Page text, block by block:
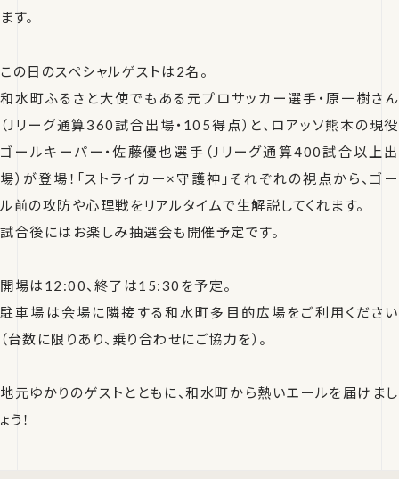
ます。
この日のスペシャルゲストは2名。
和水町ふるさと大使でもある元プロサッカー選手・原一樹さん
（Jリーグ通算360試合出場・105得点）と、ロアッソ熊本の現役
ゴールキーパー・佐藤優也選手（Jリーグ通算400試合以上出
場）が登場！「ストライカー×守護神」それぞれの視点から、ゴー
ル前の攻防や心理戦をリアルタイムで生解説してくれます。
試合後にはお楽しみ抽選会も開催予定です。
開場は12:00、終了は15:30を予定。
駐車場は会場に隣接する和水町多目的広場をご利用ください
（台数に限りあり、乗り合わせにご協力を）。
地元ゆかりのゲストとともに、和水町から熱いエールを届けまし
ょう！